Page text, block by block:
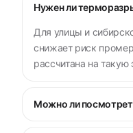
Нужен ли
Для улицы и
снижает риск
рассчитана на такую
Можно ли